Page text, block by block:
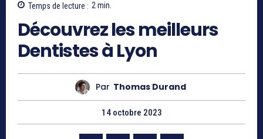
Temps de lecture : 2min.
Découvrez les meilleurs
Dentistes à Lyon
Par Thomas Durand
14 octobre 2023